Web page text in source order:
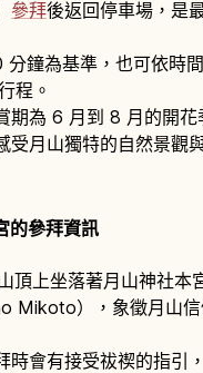
參拜後返回停車場，是
分鐘為基準，也可依時
程。
期為 6 月到 8 月的開花
受月山獨特的自然景觀
的參拜資訊
頂上坐落著月山神社本
Mikoto），象徵月山
時會有接受祓禊的指引